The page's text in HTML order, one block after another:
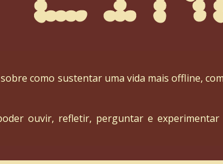
como sustentar uma vida mais offline,
ouvir, refletir, perguntar e